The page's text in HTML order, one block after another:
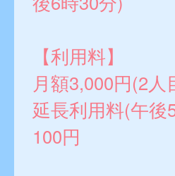
【利用料】
月額3,000円(2
延長利用料(午
100円